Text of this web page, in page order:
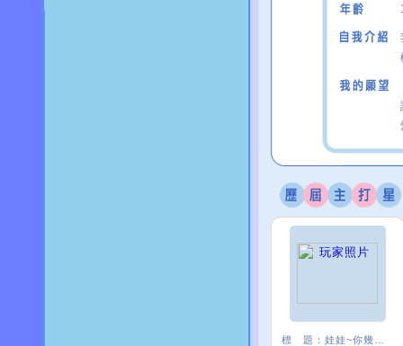
標 題：